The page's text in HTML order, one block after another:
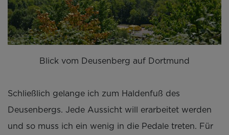
Blick vom Deusenberg auf Dortmund
Schließlich gelange ich zum Haldenfuß des
Deusenbergs. Jede Aussicht will erarbeitet werden
und so muss ich ein wenig in die Pedale treten. Für